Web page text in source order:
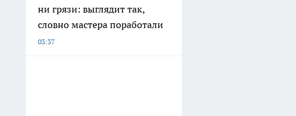
ни грязи: выглядит так,
словно мастера поработали
03:37